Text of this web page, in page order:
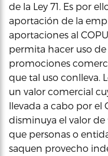
de la Ley 71. Es por
aportación de la
aportaciones al
permita hacer uso
promociones
que tal uso conlleva.
un valor comercial
llevada a cabo por el
disminuya el valor
que personas o
saquen provecho